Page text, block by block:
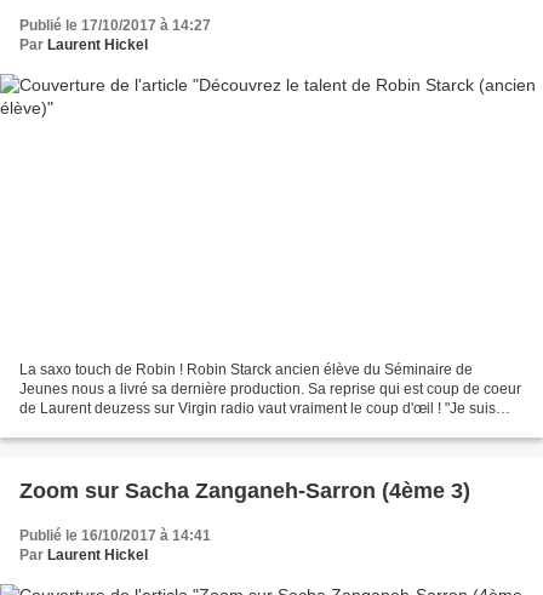
Publié le 17/10/2017 à 14:27
Par Laurent Hickel
La saxo touch de Robin ! Robin Starck ancien élève du Séminaire de
Jeunes nous a livré sa dernière production. Sa reprise qui est coup de coeur
de Laurent deuzess sur Virgin radio vaut vraiment le coup d'œil ! "Je suis
Zoom sur Sacha Zanganeh-Sarron (4ème 3)
Publié le 16/10/2017 à 14:41
Par Laurent Hickel